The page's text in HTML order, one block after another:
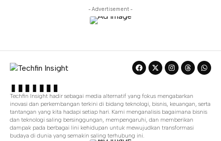
- Advertisement -
Techfin Insight hadir sebagai media alternatif yang fokus mengabarkan
inovasi dan perkembangan terkini di bidang teknologi, bisnis, keuangan, serta
tantangan yang kita hadapi setiap hari. Kami menganalisis bagaimana bisnis
dan teknologi saling bersinggungan, mempengaruhi, dan memberikan
dampak pada berbagai lini kehidupan untuk mewujudkan transformasi
budaya di dunia yang semakin saling terhubung ini.